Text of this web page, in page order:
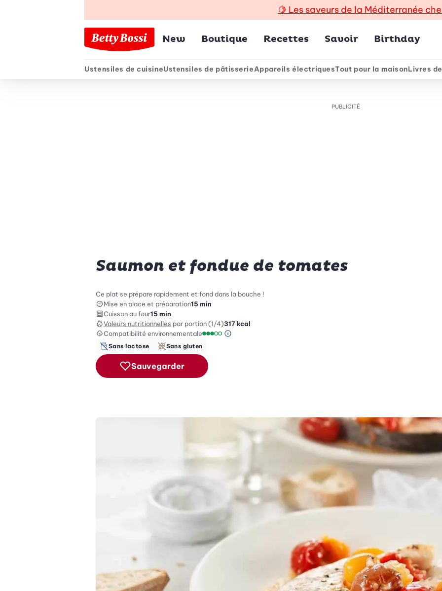
🍋 Les saveurs de la Méditerranée
Menu principal
New Boutique Recettes Savoir Birthday
Menu secondaire
Ustensiles de cuisineUstensiles de pâtisserieAppareils électriquesTout pour la maisonLivres
PUBLICITÉ
Saumon et fondue de tomates
Ce plat se prépare rapidement et fond dans la bouche !
Mise en place et préparation15 min
Cuisson au four15 min
Valeurs nutritionnelles par portion (1/4)317 kcal
Compatibilité environnementale
Information sur l’échelle Green Betty
Sans lactose Sans gluten
Sauvegarder